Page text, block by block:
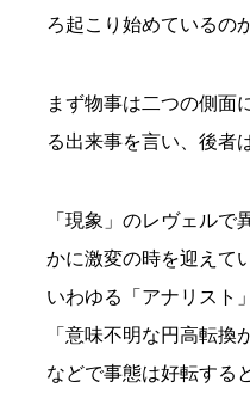
ろ起こり始めているの
まず物事は二つの側面
る出来事を言い、後者
「現象」のレヴェル
かに激変の時を迎えて
いわゆる「アナリスト
「意味不明な円高転
などで事態は好転する